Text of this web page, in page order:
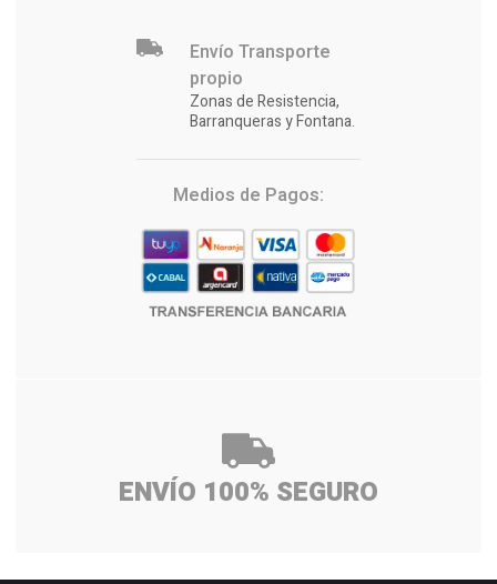
Envío Transporte
propio
Zonas de Resistencia,
Barranqueras y Fontana.
Medios de Pagos:
ENVÍO 100% SEGURO